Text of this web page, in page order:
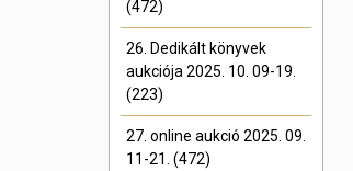
(472)
26. Dedikált könyvek
aukciója 2025. 10. 09-19.
(223)
27. online aukció 2025. 09.
11-21. (472)